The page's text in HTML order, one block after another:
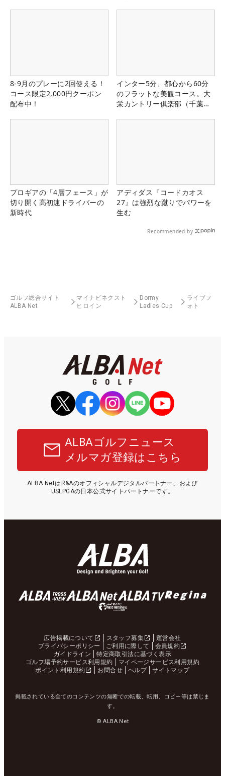
8-9月のプレーに2回使える！
コース限定2,000円クーポン
配布中！
インター5分、都心から60分
のフラットな美観コース。大
栄カントリー俱楽部（千葉
プロギアの「4層フェース」が
切り開く高初速ドライバーの
新時代
アディダス『コードカオス
27』は強烈な蹴りでパワーを
生む
Recommended by
ゴルフ総合サイト
ALBA Net
マイナビネクスト
ヒロイン
Dormy
Ladies Cup
ライブフ
ォト
ALBAゴルフニュース
メルマガ登録はこちら
ALBA NetはR&Aのオフィシャルデジタルパートナー、および
USLPGAの日本公式サイトパートナーです。
広告掲載について スタッフ募集
運営会社
プライバシーポリシー
ご利用に際して
会員規約
ガイドライン
特定商取引法に基づく表示
ゴルフ場予約サービス利用規約
マイページサービス利用規約
ポイント利用規約
お問合せ ヘルプ サイトマップ
掲載されている全てのコンテンツの無断での転載、転用、コピー等は禁じま
す。
© ALBA Net